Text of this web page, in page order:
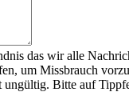
das wir alle
um Missbrauch
ungültig. Bitte auf